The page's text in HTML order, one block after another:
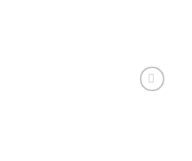
YOGURT FIRME DULCE 150GR